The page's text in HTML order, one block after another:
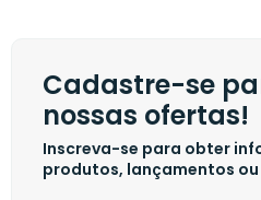
Cadastre-se
nossas ofertas!
Inscreva-se para obter
produtos, lançamentos